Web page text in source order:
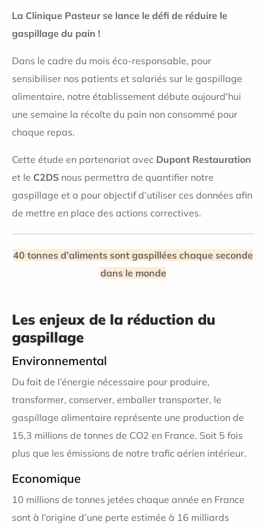
La Clinique Pasteur se lance le défi de réduire le
gaspillage du pain !
Dans le cadre du mois éco-responsable, pour
sensibiliser nos patients et salariés sur le gaspillage
alimentaire, notre établissement débute aujourd'hui
une semaine la récolte du pain non consommé pour
chaque repas.
Cette étude en partenariat avec Dupont Restauration
et le C2DS nous permettra de quantifier notre
gaspillage et a pour objectif d’utiliser ces données afin
de mettre en place des actions correctives.
40 tonnes d’aliments sont gaspillées chaque seconde
dans le monde
Les enjeux de la réduction du
gaspillage
Environnemental
Du fait de l’énergie nécessaire pour produire,
transformer, conserver, emballer transporter, le
gaspillage alimentaire représente une production de
15,3 millions de tonnes de CO2 en France. Soit 5 fois
plus que les émissions de notre trafic aérien intérieur.
Economique
10 millions de tonnes jetées chaque année en France
sont à l’origine d’une perte estimée à 16 milliards